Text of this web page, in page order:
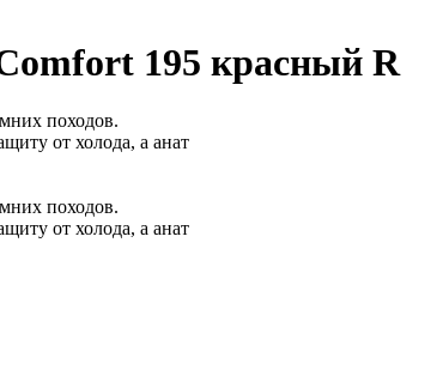
195 красный R
походов.
от холода, а анат
походов.
от холода, а анат